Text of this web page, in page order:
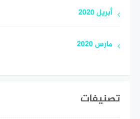
أبريل 2020
مارس 2020
تصنيفات